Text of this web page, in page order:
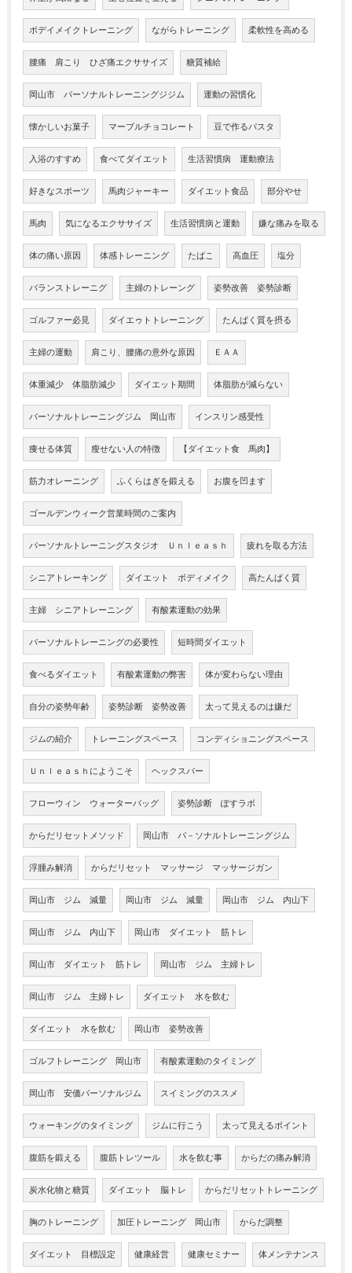
ボデイメイクトレーニング ながらトレーニング 柔軟性を高める
腰痛 肩こり ひざ痛エクササイズ 糖質補給
岡山市 パーソナルトレーニングジジム 運動の習慣化
懐かしいお菓子 マーブルチョコレート 豆で作るパスタ
入浴のすすめ 食べてダイエット 生活習慣病 運動療法
好きなスポーツ 馬肉ジャーキー ダイエット食品 部分やせ
馬肉 気になるエクササイズ 生活習慣病と運動 嫌な痛みを取る
体の痛い原因 体感トレーニング たばこ 高血圧 塩分
バランストレーニグ 主婦のトレーング 姿勢改善 姿勢診断
ゴルファー必見 ダイエゥトトレーニング たんぱく質を摂る
主婦の運動 肩こり、腰痛の意外な原因 ＥＡＡ
体重減少 体脂肪減少 ダイエット期間 体脂肪が減らない
パーソナルトレーニングジム 岡山市 インスリン感受性
痩せる体質 瘦せない人の特徴 【ダイエット食 馬肉】
筋力オレーニング ふくらはぎを鍛える お腹を凹ます
ゴールデンウィーク営業時間のご案内
パーソナルトレーニングスタジオ Ｕｎｌｅａｓｈ 疲れを取る方法
シニアトレーキング ダイエット ボディメイク 高たんぱく質
主婦 シニアトレーニング 有酸素運動の効果
パーソナルトレーニングの必要性 短時間ダイエット
食べるダイエット 有酸素運動の弊害 体が変わらない理由
自分の姿勢年齢 姿勢診断 姿勢改善 太って見えるのは嫌だ
ジムの紹介 トレーニングスペース コンディショニングスペース
Ｕｎｌｅａｓｈにようこそ ヘックスバー
フローウィン ウォーターバッグ 姿勢診断 ぽすラボ
からだリセットメソッド 岡山市 パ－ソナルトレーニングジム
浮腫み解消 からだリセット マッサージ マッサージガン
岡山市 ジム 減量 岡山市 ジム 減量 岡山市 ジム 内山下
岡山市 ジム 内山下 岡山市 ダイエット 筋トレ
岡山市 ダイエット 筋トレ 岡山市 ジム 主婦トレ
岡山市 ジム 主婦トレ ダイエット 水を飲む
ダイエット 水を飲む 岡山市 姿勢改善
ゴルフトレーニング 岡山市 有酸素運動のタイミング
岡山市 安価パーソナルジム スイミングのススメ
ウォーキングのタイミング ジムに行こう 太って見えるポイント
腹筋を鍛える 腹筋トレツール 水を飲む事 からだの痛み解消
炭水化物と糖質 ダイエット 脳トレ からだリセットトレーニング
胸のトレーニング 加圧トレーニング 岡山市 からだ調整
ダイエット 目標設定 健康経営 健康セミナー 体メンテナンス